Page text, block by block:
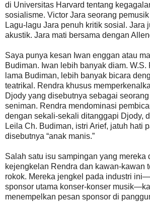
di Universitas Harvard tentang
sosialisme. Victor Jara seorang
Lagu-lagu Jara penuh kritik sosial. Jara
akustik. Jara mati bersama dengan
Saya punya kesan Iwan enggan atau
Budiman. Iwan lebih banyak diam. W.S.
lama Budiman, lebih banyak bicara
teatrikal. Rendra khusus
Djody yang disebutnya sebagai
seniman. Rendra mendominasi
dengan sekali-sekali ditanggapi Djody,
Leila Ch. Budiman, istri Arief, jatuh hati
disebutnya “anak manis.”
Salah satu isu sampingan yang mereka
kejengkelan Rendra dan kawan-kawan
rokok. Mereka jengkel pada industri
sponsor utama konser-konser
menempelkan pesan sponsor di